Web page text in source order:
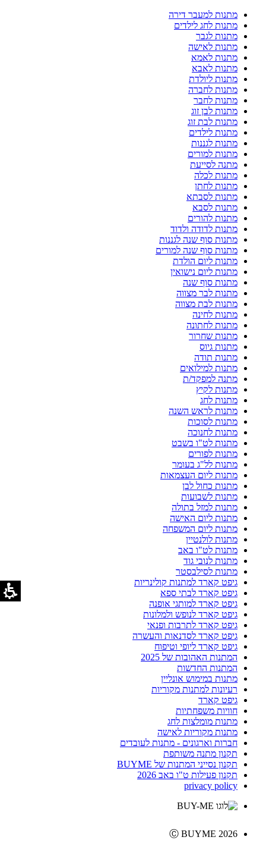
מתנות למעבר דירה
מתנות לחג לילדים
מתנות לגבר
מתנות לאישה
מתנות לאמא
מתנות לאבא
מתנות ליולדת
מתנות לחברה
מתנות לחבר
מתנות לבן זוג
מתנות לבת זוג
מתנות לילדים
מתנות לגננות
מתנות למורים
מתנה לסייעת
מתנות לכלה
מתנות לחתן
מתנות לסבתא
מתנות לסבא
מתנות להורים
מתנות לדודה ולדוד
מתנות סוף שנה לגננות
מתנות סוף שנה למורים
מתנות ליום הולדת
מתנות ליום נישואין
מתנות סוף שנה
מתנות לבר מצווה
מתנות לבת מצווה
מתנות לחינה
מתנות לחתונה
מתנות שחרור
מתנות גיוס
מתנות תודה
מתנות למילואים
מתנה למפקד/ת
מתנות לקיץ
מתנות לחג
מתנות לראש השנה
מתנות לסוכות
מתנות לחנוכה
מתנות לט"ו בשבט
מתנות לפורים
מתנות לל"ג בעומר
מתנות ליום העצמאות
מתנות כחול לבן
מתנות לשבועות
מתנות למזל בתולה
מתנות ליום האישה
מתנות ליום המשפחה
מתנות לולנטיין
מתנות לט"ו באב
מתנות לנובי גוד
מתנות לסילבסטר
גיפט קארד למתנות קולינריות
גיפט קארד לבתי ספא
גיפט קארד למותגי אופנה
גיפט קארד לנופש ולמלונות
גיפט קארד לתרבות ופנאי
גיפט קארד לסדנאות והעשרה
גיפט קארד ליופי וטיפוח
המתנות האהובות של 2025
המתנות החדשות
מתנות במימוש אונליין
רעיונות למתנות מקוריות
גיפט קארד
חוויות משפחתיות
מתנות מומלצות לחג
מתנות מקוריות לאישה
חברות וארגונים - מתנות לעובדים
תקנון מתנה משותפת
תקנון נסייני המתנות של BUYME
תקנון פעילות ט"ו באב 2026
privacy policy
Ⓒ BUYME 2026